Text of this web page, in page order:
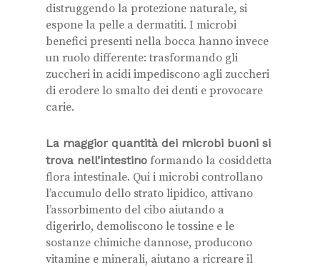
distruggendo la protezione naturale, si
espone la pelle a dermatiti. I microbi
benefici presenti nella bocca hanno invece
un ruolo differente: trasformando gli
zuccheri in acidi impediscono agli zuccheri
di erodere lo smalto dei denti e provocare
carie.
La maggior quantità dei microbi buoni si
trova nell’intestino formando la cosiddetta
flora intestinale. Qui i microbi controllano
l’accumulo dello strato lipidico, attivano
l’assorbimento del cibo aiutando a
digerirlo, demoliscono le tossine e le
sostanze chimiche dannose, producono
vitamine e minerali, aiutano a ricreare il